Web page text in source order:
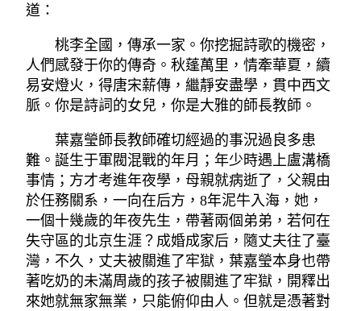
道：
桃李全國，傳承一家。你挖掘詩歌的機密，
人們感發于你的傳奇。秋蓬萬里，情牽華夏，續
易安燈火，得唐宋薪傳，繼靜安盡學，貫中西文
脈。你是詩詞的女兒，你是大雅的師長教師。
葉嘉瑩師長教師確切經過的事況過良多患
難。誕生于軍閥混戰的年月；年少時遇上盧溝橋
事情；方才考進年夜學，母親就病逝了，父親由
於任務關系，一向在后方，8年泥牛入海，她，
一個十幾歲的年夜先生，帶著兩個弟弟，若何在
失守區的北京生涯？成婚成家后，隨丈夫往了臺
灣，不久，丈夫被關進了牢獄，葉嘉瑩本身也帶
著吃奶的未滿周歲的孩子被關進了牢獄，開釋出
來她就無家無業，只能俯仰由人。但就是憑著對